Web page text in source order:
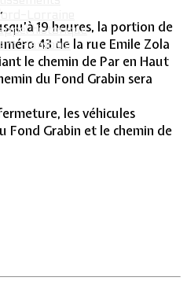
Lorraine
historique
Hambois
19 heures, la portion de
43 de la rue Emile Zola
le chemin de Par en Haut
du Fond Grabin sera
les véhicules
Fond Grabin et le chemin de